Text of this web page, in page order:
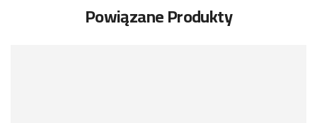
Powiązane Produkty